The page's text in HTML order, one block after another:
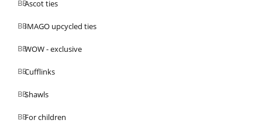
Ascot ties
IMAGO upcycled ties
WOW - exclusive
Cufflinks
Shawls
For children